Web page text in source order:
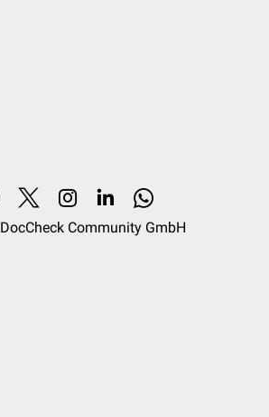
DocCheck Community GmbH